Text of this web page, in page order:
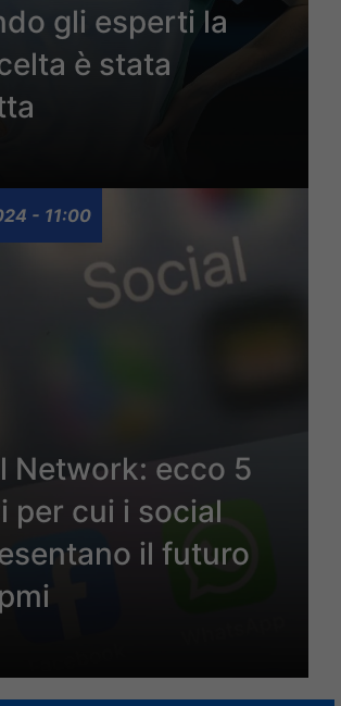
gli esperti la
è stata
- 11:00
Network: ecco 5
per cui i social
il futuro